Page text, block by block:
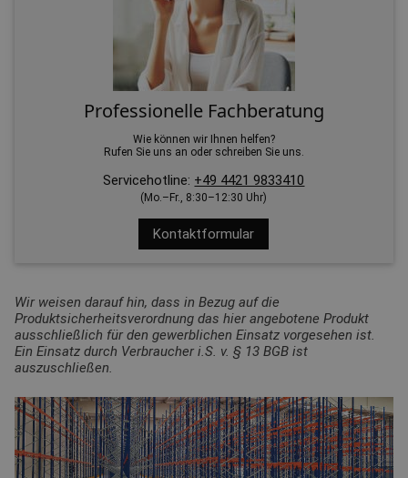
Professionelle Fachberatung
Wie können wir Ihnen helfen?
Rufen Sie uns an oder schreiben Sie uns.
Servicehotline: +49 4421 9833410
(Mo.–Fr., 8:30–12:30 Uhr)
Kontaktformular
Wir weisen darauf hin, dass in Bezug auf die
Produktsicherheitsverordnung das hier angebotene Produkt
ausschließlich für den gewerblichen Einsatz vorgesehen ist.
Ein Einsatz durch Verbraucher i.S. v. § 13 BGB ist
auszuschließen.